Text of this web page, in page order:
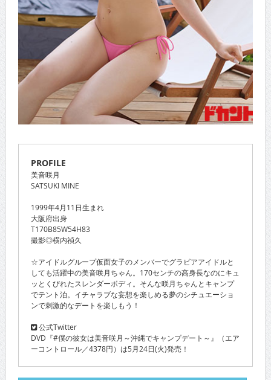
PROFILE
美音咲月
SATSUKI MINE
1999年4月11日生まれ
大阪府出身
T170B85W54H83
撮影◎横内禎久
☆アイドルグループ仮面女子のメンバーでグラビアアイドルと
しても活躍中の美音咲月ちゃん。170センチの高身長なのにキュ
ッとくびれたスレンダーボディ。そんな咲月ちゃんとキャンプ
でテント泊。イチャラブな妄想を楽しめる夢のシチュエーショ
ンで刺激的なデートを楽しもう！
公式Twitter
DVD『#僕の彼女は美音咲月～沖縄でキャンプデート～』（エア
ーコントロール／4378円）は5月24日(火)発売！